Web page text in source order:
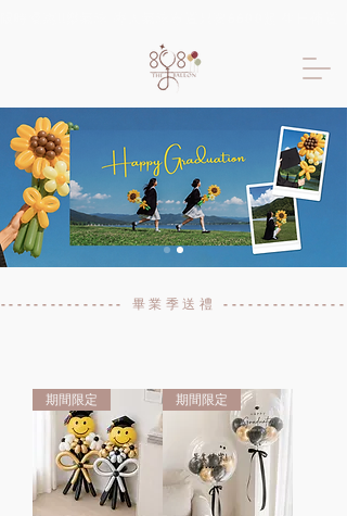
畢業季送禮
期間限定 期間限定